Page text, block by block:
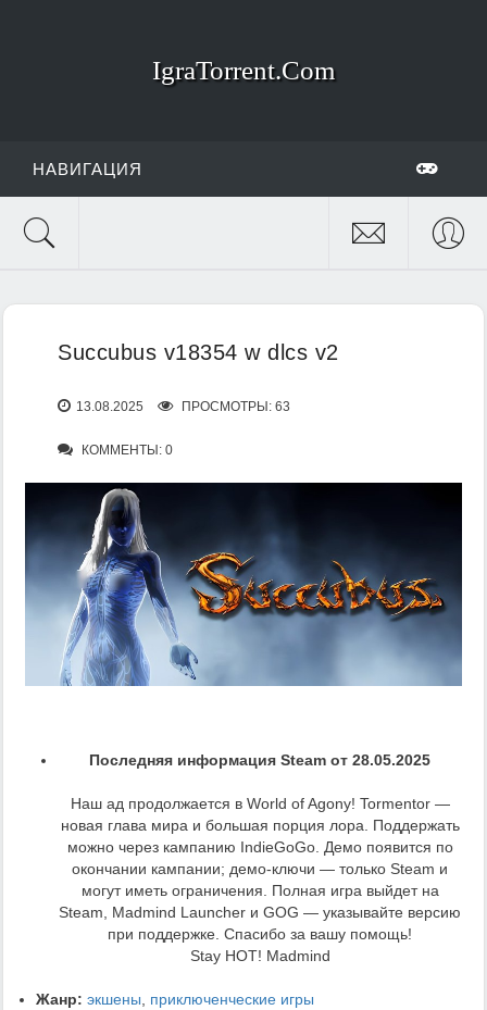
IgraTorrent.Com
НАВИГАЦИЯ
Succubus v18354 w dlcs v2
13.08.2025 ПРОСМОТРЫ: 63
КОММЕНТЫ: 0
Последняя информация Steam от 28.05.2025
Наш ад продолжается в World of Agony! Tormentor —
новая глава мира и большая порция лора. Поддержать
можно через кампанию IndieGoGo. Демо появится по
окончании кампании; демо-ключи — только Steam и
могут иметь ограничения. Полная игра выйдет на
Steam, Madmind Launcher и GOG — указывайте версию
при поддержке. Спасибо за вашу помощь!
Stay HOT! Madmind
Жанр: экшены, приключенческие игры